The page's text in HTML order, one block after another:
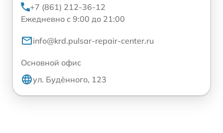
+7 (861) 212-36-12
Ежедневно с 9:00 до 21:00
info@krd.pulsar-repair-center.ru
Основной офис
ул. Будённого, 123